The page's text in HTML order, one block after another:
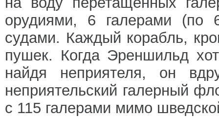
орудиями, 6 галерами
судами. Каждый корабль,
пушек. Когда Эреншильд
найдя неприятеля, он
неприятельский галерный
с 115 галерами мимо